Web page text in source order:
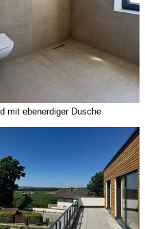
mit ebenerdiger Dusche